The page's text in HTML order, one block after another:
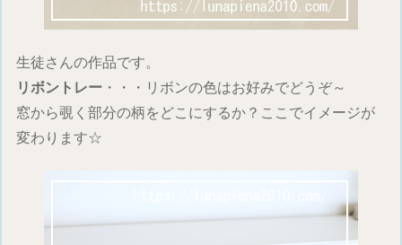
生徒さんの作品です。
リボントレー ・・・リボンの色はお好みでどうぞ～
窓から覗く部分の柄をどこにするか？ここでイメージが
変わります☆